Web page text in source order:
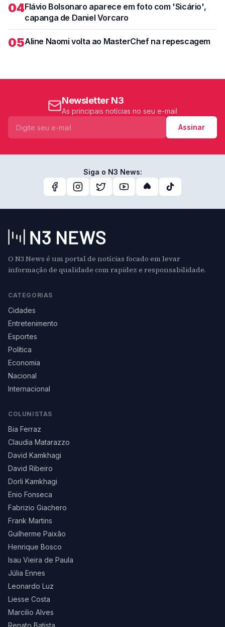
04Flávio Bolsonaro aparece em foto com 'Sicário',
capanga de Daniel Vorcaro
05Aline Naomi volta ao MasterChef na repescagem
Newsletter N3
As principais notícias no seu e-mail
Assinar
Siga o N3 News:
O N3 News é um portal de notícias focado em levar
informação de qualidade com rapidez e responsabilidade.
CATEGORIAS
Cidades
Entretenimento
Esportes
Política
Economia
Nacional
Internacional
COLUNISTAS
Bia Ferraz
Claudia Matarazzo
David Kamkhagi
David Ribeiro
Dorli Kamkhagi
Enio Fonseca
Fabrizio Giachero
Frank Martins
Guilherme Paixão
Henrique Bosco
Isau Vieira de Paula
Júlia Ennes
Leonardo Luz
Liesse Costa
Marcilio Alves
Renato Batista